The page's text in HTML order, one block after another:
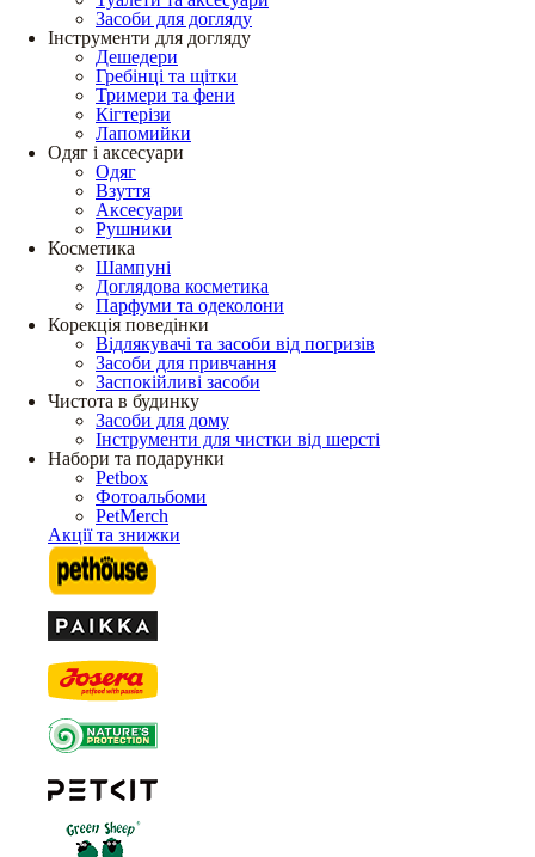
Засоби для догляду
Інструменти для догляду
Дешедери
Гребінці та щітки
Тримери та фени
Кігтерізи
Лапомийки
Одяг і аксесуари
Одяг
Взуття
Аксесуари
Рушники
Косметика
Шампуні
Доглядова косметика
Парфуми та одеколони
Корекція поведінки
Відлякувачі та засоби від погризів
Засоби для привчання
Заспокійливі засоби
Чистота в будинку
Засоби для дому
Інструменти для чистки від шерсті
Набори та подарунки
Petbox
Фотоальбоми
PetMerch
Акції та знижки